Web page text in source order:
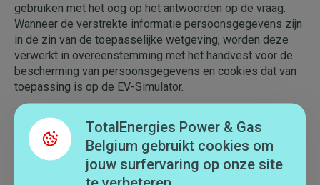
gebruiken met het oog op het antwoorden op de vraag.
Wanneer de verstrekte informatie persoonsgegevens zijn
in de zin van de toepasselijke wetgeving, worden deze
verwerkt in overeenstemming met het handvest voor de
bescherming van persoonsgegevens en cookies dat van
toepassing is op de EV-Simulator.
4.2. Elke Gerbuiker van de EV-Simulator verklaart dat hij/zij
deze algemene gebruiksvoorwaarden en de geldende
wetten naleeft. Zo bevestigt hij in het bijzonder:
- te beschikken over de bevoegdheid en de nodige
middelen om toegang te krijgen tot de EV-Simulator en
TotalEnergies Power & Gas
Belgium gebruikt cookies om
jouw surfervaring op onze site